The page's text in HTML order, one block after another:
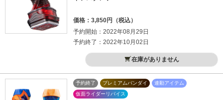
価格：3,850円（税込）
予約開始：2022年08月29日
予約終了：2022年10月02日
在庫がありません
予約終了 プレミアムバンダイ
連動アイテム
仮面ライダーリバイス